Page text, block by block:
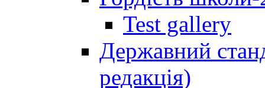
Test gallery
Державний
редакція)